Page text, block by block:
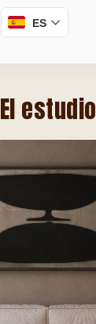
ES
El estudio